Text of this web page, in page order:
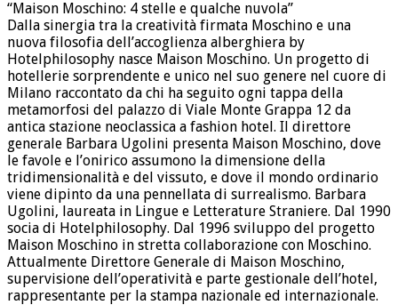
“Maison Moschino: 4 stelle e qualche nuvola”
Dalla sinergia tra la creatività firmata Moschino e una
nuova filosofia dell’accoglienza alberghiera by
Hotelphilosophy nasce Maison Moschino. Un progetto di
hotellerie sorprendente e unico nel suo genere nel cuore di
Milano raccontato da chi ha seguito ogni tappa della
metamorfosi del palazzo di Viale Monte Grappa 12 da
antica stazione neoclassica a fashion hotel. Il direttore
generale Barbara Ugolini presenta Maison Moschino, dove
le favole e l’onirico assumono la dimensione della
tridimensionalità e del vissuto, e dove il mondo ordinario
viene dipinto da una pennellata di surrealismo. Barbara
Ugolini, laureata in Lingue e Letterature Straniere. Dal 1990
socia di Hotelphilosophy. Dal 1996 sviluppo del progetto
Maison Moschino in stretta collaborazione con Moschino.
Attualmente Direttore Generale di Maison Moschino,
supervisione dell’operatività e parte gestionale dell’hotel,
rappresentante per la stampa nazionale ed internazionale.